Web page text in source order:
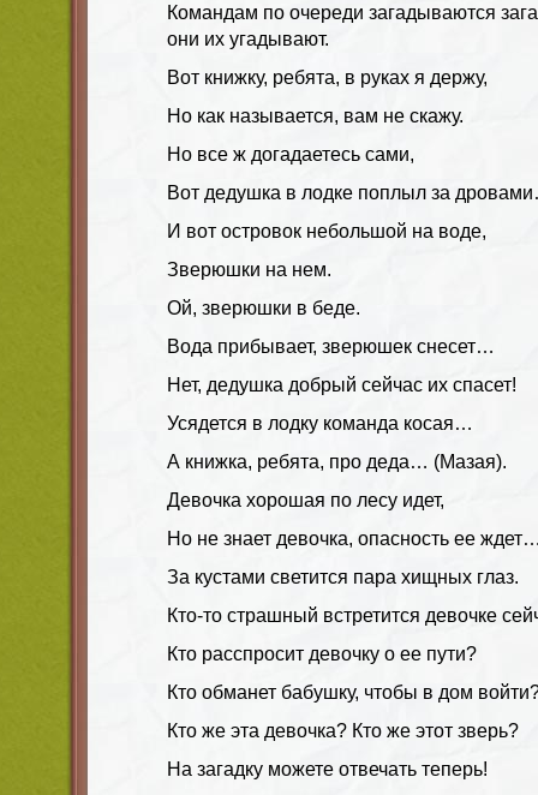
Командам по очереди загадываются
они их угадывают.
Вот книжку, ребята, в руках я держу,
Но как называется, вам не скажу.
Но все ж догадаетесь сами,
Вот дедушка в лодке поплыл за
И вот островок небольшой на воде,
Зверюшки на нем.
Ой, зверюшки в беде.
Вода прибывает, зверюшек снесет…
Нет, дедушка добрый сейчас их спасет!
Усядется в лодку команда косая…
А книжка, ребята, про деда… (Мазая).
Девочка хорошая по лесу идет,
Но не знает девочка, опасность ее
За кустами светится пара хищных глаз.
Кто-то страшный встретится девочке
Кто расспросит девочку о ее пути?
Кто обманет бабушку, чтобы в дом
Кто же эта девочка? Кто же этот зверь?
На загадку можете отвечать теперь!